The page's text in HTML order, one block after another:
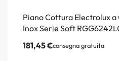
Piano Cottura Electrolux a
Inox Serie Soft
181,45€consegna gratuita